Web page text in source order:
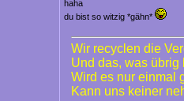
haha
du bist so witzig *gähn*
Wir recyclen die
Und das, was übrig
Wird es nur einmal
Kann uns keiner